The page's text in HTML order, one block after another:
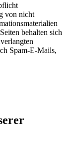
von nicht
behalten sich
Spam-E-Mails,